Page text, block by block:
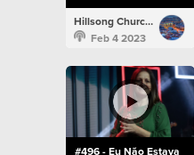
Hillsong Church Portugal
Feb 4 2023
#496 - Eu Não Estava